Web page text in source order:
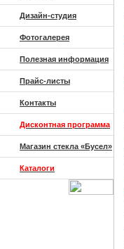
Дизайн-студия
Фотогалерея
Полезная информация
Прайс-листы
Контакты
Дисконтная программа
Магазин стекла «Бусел»
Каталоги